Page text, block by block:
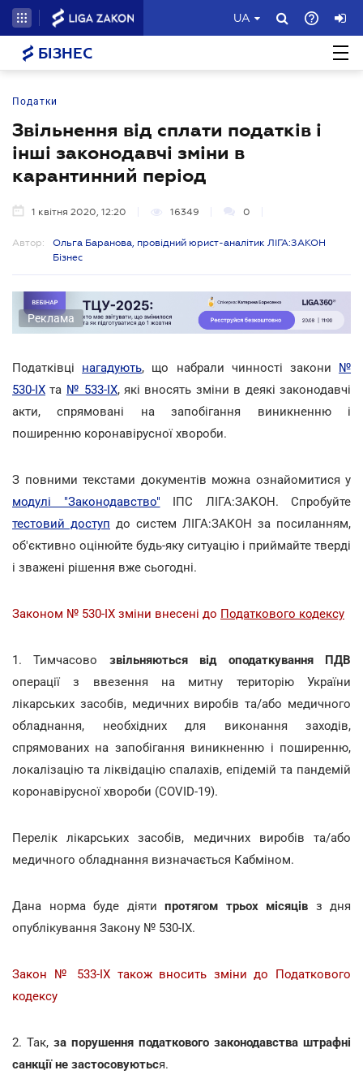
UA
БІЗНЕС
Податки
Звільнення від сплати податків і
інші законодавчі зміни в
карантинний період
1 квітня 2020, 12:20 16349 0
Автор:
Ольга Баранова, провідний юрист-аналітик ЛІГА:ЗАКОН
Бізнес
Реклама
Податківці нагадують, що набрали чинності закони №
530-ІХ та № 533-ІХ, які вносять зміни в деякі законодавчі
акти, спрямовані на запобігання виникненню і
поширенню коронавірусної хвороби.
З повними текстами документів можна ознайомитися у
модулі "Законодавство" ІПС ЛІГА:ЗАКОН. Спробуйте
тестовий доступ до систем ЛІГА:ЗАКОН за посиланням,
об'єктивно оцінюйте будь-яку ситуацію і приймайте тверді
і зважені рішення вже сьогодні.
Законом № 530-IX зміни внесені до Податкового кодексу
1. Тимчасово звільняються від оподаткування ПДВ
операції з ввезення на митну територію України
лікарських засобів, медичних виробів та/або медичного
обладнання, необхідних для виконання заходів,
спрямованих на запобігання виникненню і поширенню,
локалізацію та ліквідацію спалахів, епідемій та пандемій
коронавірусної хвороби (COVID-19).
Перелік лікарських засобів, медичних виробів та/або
медичного обладнання визначається Кабміном.
Дана норма буде діяти протягом трьох місяців з дня
опублікування Закону № 530-IX.
Закон № 533-IX також вносить зміни до Податкового
кодексу
2. Так, за порушення податкового законодавства штрафні
санкції не застосовуються.